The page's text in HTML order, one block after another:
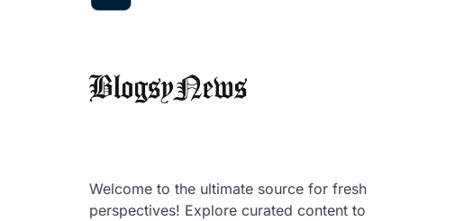
Welcome to the ultimate source for fresh
perspectives! Explore curated content to